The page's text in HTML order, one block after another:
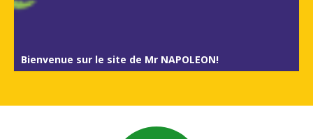
Bienvenue sur le site de Mr NAPOLEON!